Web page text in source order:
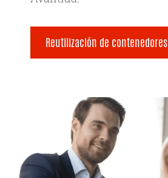
Reutilización de contenedores